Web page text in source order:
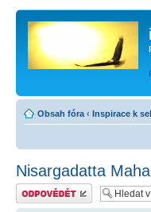
Obsah fóra ‹ Inspirace k
Nisargadatta
Odeslat odpověď